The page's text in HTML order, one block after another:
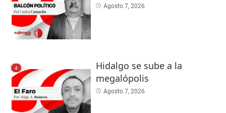
Agosto 7, 2026
4
Hidalgo se sube a la
megalópolis
Agosto 7, 2026